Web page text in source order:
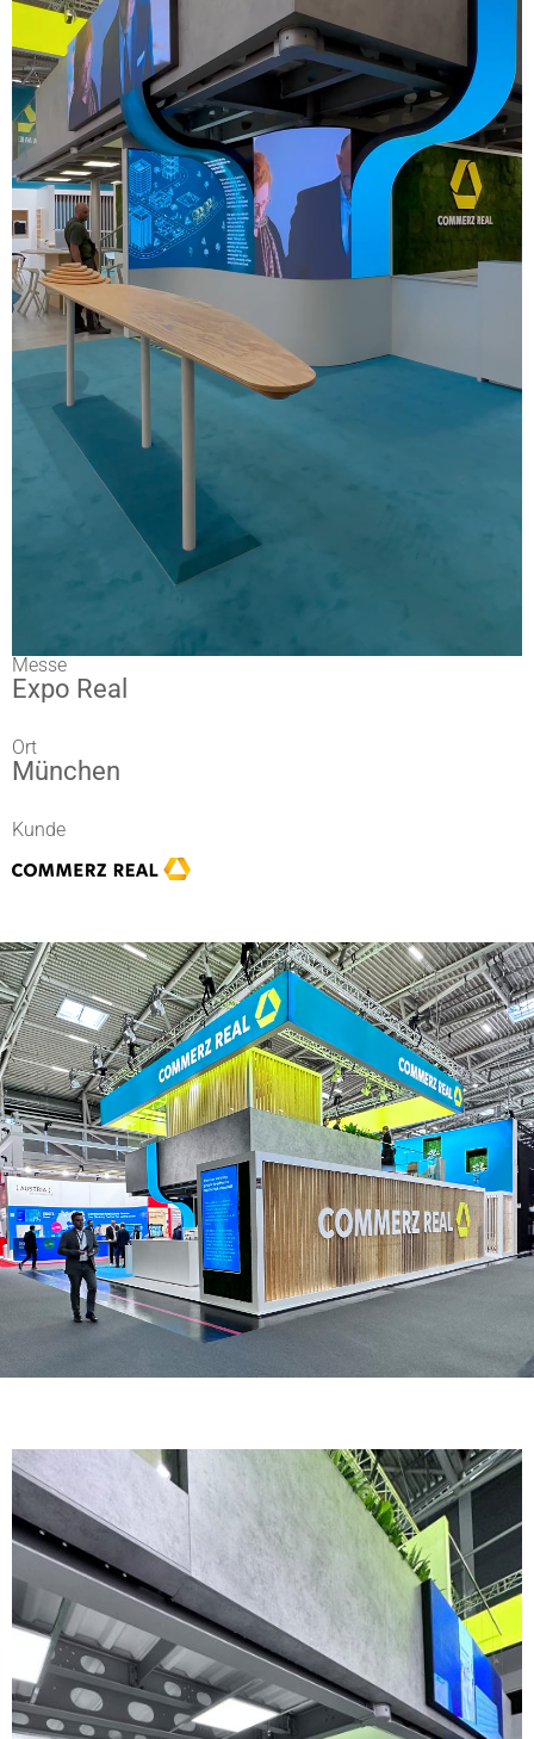
Messe
Expo Real
Ort
München
Kunde